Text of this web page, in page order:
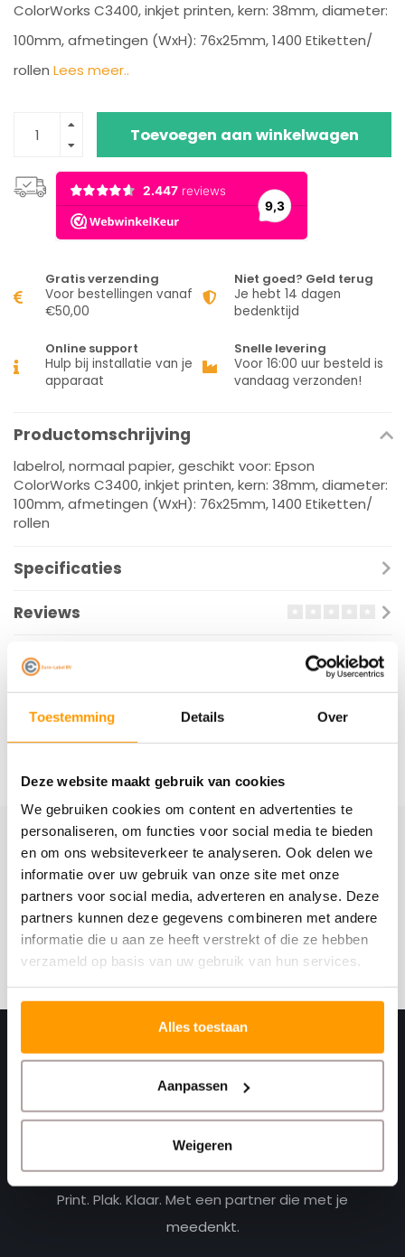
Toestemming Details Over
Deze website maakt gebruik van cookies
We gebruiken cookies om content en advertenties te
personaliseren, om functies voor social media te bieden
en om ons websiteverkeer te analyseren. Ook delen we
informatie over uw gebruik van onze site met onze
partners voor social media, adverteren en analyse. Deze
partners kunnen deze gegevens combineren met andere
informatie die u aan ze heeft verstrekt of die ze hebben
verzameld op basis van uw gebruik van hun services.
Alles toestaan
Aanpassen
Weigeren
ColorWorks C3400, inkjet printen, kern: 38mm, diameter:
100mm, afmetingen (WxH): 76x25mm, 1400 Etiketten/
rollen Lees meer..
Toevoegen aan winkelwagen
Gratis verzending
Voor bestellingen vanaf
€50,00
Niet goed? Geld terug
Je hebt 14 dagen
bedenktijd
Online support
Hulp bij installatie van je
apparaat
Snelle levering
Voor 16:00 uur besteld is
vandaag verzonden!
Productomschrijving
labelrol, normaal papier, geschikt voor: Epson
ColorWorks C3400, inkjet printen, kern: 38mm, diameter:
100mm, afmetingen (WxH): 76x25mm, 1400 Etiketten/
rollen
Specificaties
Reviews
Gerelateerde producten
Schrijf je hier in voor onze nieuwsbrief
Ontvang onze nieuwste aanbiedingen en
kortingscodes
Abonneer
Print. Plak. Klaar. Met een partner die met je
meedenkt.